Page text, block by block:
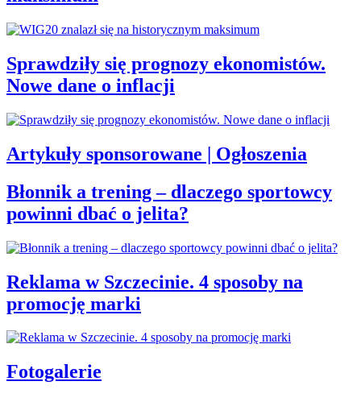
Sprawdziły się prognozy ekonomistów.
Nowe dane o inflacji
Artykuły sponsorowane | Ogłoszenia
Błonnik a trening – dlaczego sportowcy
powinni dbać o jelita?
Reklama w Szczecinie. 4 sposoby na
promocję marki
Fotogalerie